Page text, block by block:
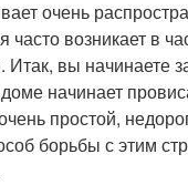
очень
часто возникает в
Итак, вы начинаете
начинает
простой,
борьбы с этим